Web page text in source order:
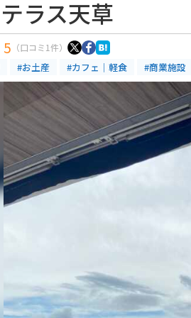
ラス天草
5 （口コミ1件）
#お土産 #カフェ｜軽食 #商業施設